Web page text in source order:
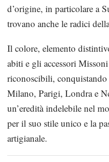
d’origine, in particolare a
trovano anche le radici
Il colore, elemento
abiti e gli accessori
riconoscibili,
Milano, Parigi, Londra e
un’eredità indelebile nel
per il suo stile unico e la
artigianale.